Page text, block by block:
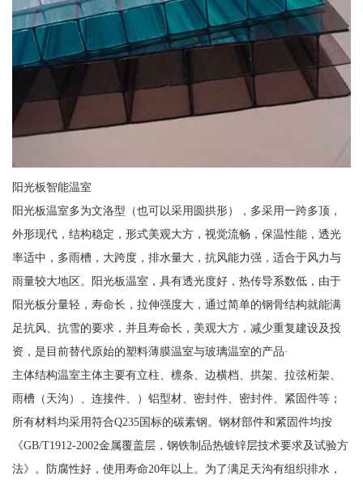
阳光板智能温室
阳光板温室多为文洛型（也可以采用圆拱形），多采用一跨多顶，
外形现代，结构稳定，形式美观大方，视觉流畅，保温性能，透光
率适中，多雨槽，大跨度，排水量大，抗风能力强，适合于风力与
雨量较大地区。阳光板温室，具有透光度好，热传导系数低，由于
阳光板分量轻，寿命长，拉伸强度大，通过简单的钢骨结构就能满
足抗风、抗雪的要求，并且寿命长，美观大方，减少重复建设及投
资，是目前替代原始的塑料薄膜温室与玻璃温室的产品·
主体结构温室主体主要有立柱、檩条、边横档、拱架、拉弦桁架、
雨槽（天沟）、连接件、）铝型材、密封件、密封件、紧固件等；
所有材料均采用符合Q235国标的碳素钢。钢材部件和紧固件均按
《GB/T1912-2002金属覆盖层，钢铁制品热镀锌层技术要求及试验方
法》。防腐性好，使用寿命20年以上。为了满足天沟有组织排水，